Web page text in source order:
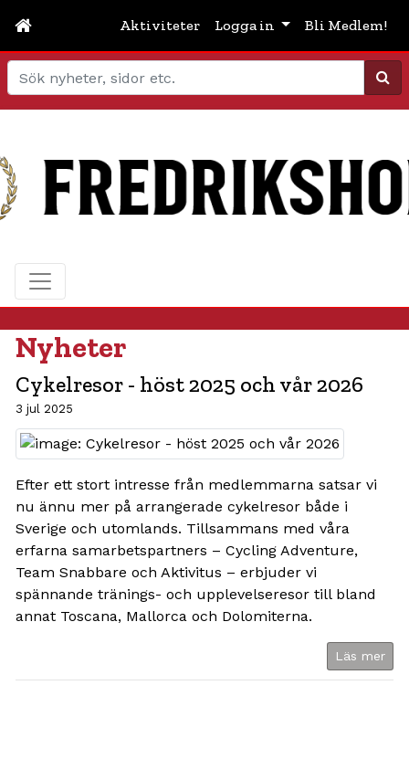
Aktiviteter Logga in Bli Medlem!
Sök
Nyheter
Cykelresor - höst 2025 och vår 2026
3 jul 2025
Efter ett stort intresse från medlemmarna satsar vi
nu ännu mer på arrangerade cykelresor både i
Sverige och utomlands. Tillsammans med våra
erfarna samarbetspartners – Cycling Adventure,
Team Snabbare och Aktivitus – erbjuder vi
spännande tränings- och upplevelseresor till bland
annat Toscana, Mallorca och Dolomiterna.
Läs mer